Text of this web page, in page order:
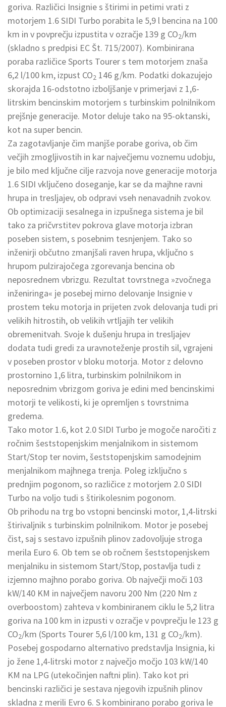
goriva. Različici Insignie s štirimi in petimi vrati z
motorjem 1.6 SIDI Turbo porabita le 5,9 l bencina na 100
km in v povprečju izpustita v ozračje 139 g CO2/km
(skladno s predpisi EC Št. 715/2007). Kombinirana
poraba različice Sports Tourer s tem motorjem znaša
6,2 l/100 km, izpust CO2 146 g/km. Podatki dokazujejo
skorajda 16-odstotno izboljšanje v primerjavi z 1,6-
litrskim bencinskim motorjem s turbinskim polnilnikom
prejšnje generacije. Motor deluje tako na 95-oktanski,
kot na super bencin.
Za zagotavljanje čim manjše porabe goriva, ob čim
večjih zmogljivostih in kar največjemu voznemu udobju,
je bilo med ključne cilje razvoja nove generacije motorja
1.6 SIDI vključeno doseganje, kar se da majhne ravni
hrupa in tresljajev, ob odpravi vseh nenavadnih zvokov.
Ob optimizaciji sesalnega in izpušnega sistema je bil
tako za pričvrstitev pokrova glave motorja izbran
poseben sistem, s posebnim tesnjenjem. Tako so
inženirji občutno zmanjšali raven hrupa, vključno s
hrupom pulzirajočega zgorevanja bencina ob
neposrednem vbrizgu. Rezultat tovrstnega »zvočnega
inženiringa« je posebej mirno delovanje Insignie v
prostem teku motorja in prijeten zvok delovanja tudi pri
velikih hitrostih, ob velikih vrtljajih ter velikih
obremenitvah. Svoje k dušenju hrupa in tresljajev
dodata tudi gredi za uravnoteženje prostih sil, vgrajeni
v poseben prostor v bloku motorja. Motor z delovno
prostornino 1,6 litra, turbinskim polnilnikom in
neposrednim vbrizgom goriva je edini med bencinskimi
motorji te velikosti, ki je opremljen s tovrstnima
gredema.
Tako motor 1.6, kot 2.0 SIDI Turbo je mogoče naročiti z
ročnim šeststopenjskim menjalnikom in sistemom
Start/Stop ter novim, šeststopenjskim samodejnim
menjalnikom majhnega trenja. Poleg izključno s
prednjim pogonom, so različice z motorjem 2.0 SIDI
Turbo na voljo tudi s štirikolesnim pogonom.
Ob prihodu na trg bo vstopni bencinski motor, 1,4-litrski
štirivaljnik s turbinskim polnilnikom. Motor je posebej
čist, saj s sestavo izpušnih plinov zadovoljuje stroga
merila Euro 6. Ob tem se ob ročnem šeststopenjskem
menjalniku in sistemom Start/Stop, postavlja tudi z
izjemno majhno porabo goriva. Ob največji moči 103
kW/140 KM in največjem navoru 200 Nm (220 Nm z
overboostom) zahteva v kombiniranem ciklu le 5,2 litra
goriva na 100 km in izpusti v ozračje v povprečju le 123 g
CO2/km (Sports Tourer 5,6 l/100 km, 131 g CO2/km).
Posebej gospodarno alternativo predstavlja Insignia, ki
jo žene 1,4-litrski motor z največjo močjo 103 kW/140
KM na LPG (utekočinjen naftni plin). Tako kot pri
bencinski različici je sestava njegovih izpušnih plinov
skladna z merili Evro 6. S kombinirano porabo goriva le